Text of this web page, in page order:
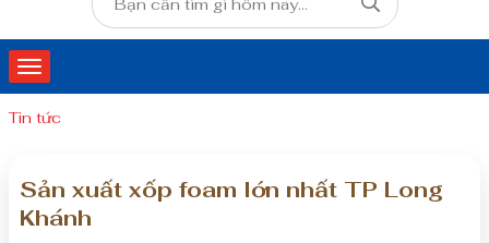
Tin tức
Sản xuất xốp foam lớn nhất TP Long
Khánh